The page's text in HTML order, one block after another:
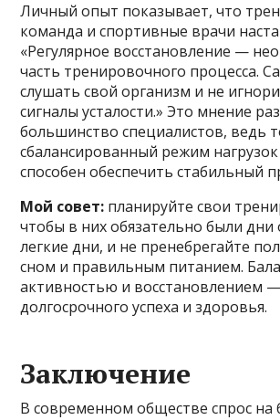
Личный опыт показывает, что
команда и спортивные врачи
«Регулярное восстановление —
часть тренировочного процесса.
слушать свой организм и не
сигналы усталости.» Это мнение
большинство специалистов, ведь
сбалансированный режим
способен обеспечить стабильный
Мой совет: планируйте свои
чтобы в них обязательно были дни
легкие дни, и не пренебрегайте
сном и правильным питанием.
активностью и восстановлением
долгосрочного успеха и здоровья.
Заключение
В современном обществе спрос на